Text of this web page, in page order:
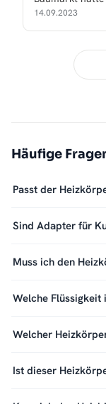
doppelte oder
bezahlt!
14.09.2023
Häufige
Passt der
Sind Adapter für
Muss ich den
Welche
Welcher
Ist dieser